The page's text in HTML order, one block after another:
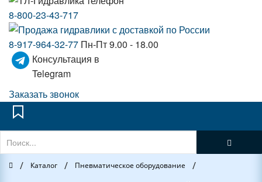
8-800-23-43-717
8-917-964-32-77 Пн-Пт 9.00 - 18.00
Консультация в
Telegram
Заказать звонок
Главная
/ Каталог / Пневматическое оборудование /